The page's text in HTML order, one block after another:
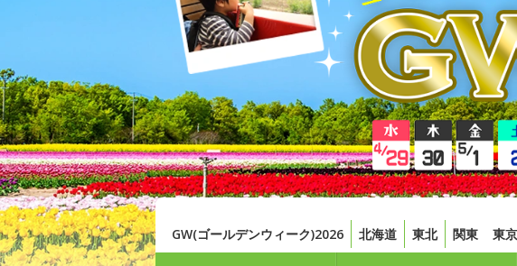
GW(ゴールデンウィーク)2026 北海道 東北 関東 東京